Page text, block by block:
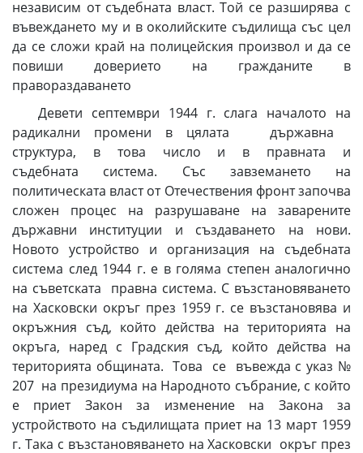
независим от съдебната власт. Той се разширява с
въвеждането му и в околийските съдилища със цел
да се сложи край на полицейския произвол и да се
повиши доверието на гражданите в
правораздаването
Девети септември 1944 г. слага началото на
радикални промени в цялата държавна
структура, в това число и в правната и
съдебната система. Със завземането на
политическата власт от Отечествения фронт започва
сложен процес на разрушаване на заварените
държавни институции и създаването на нови.
Новото устройство и организация на съдебната
система след 1944 г. е в голяма степен аналогично
на съветската правна система. С възстановяването
на Хасковски окръг през 1959 г. се възстановява и
окръжния съд, който действа на територията на
окръга, наред с Градския съд, който действа на
територията общината. Това се въвежда с указ №
207 на президиума на Народното събрание, с който
е приет Закон за изменение на Закона за
устройството на съдилищата приет на 13 март 1959
г. Така с възстановяването на Хасковски окръг през